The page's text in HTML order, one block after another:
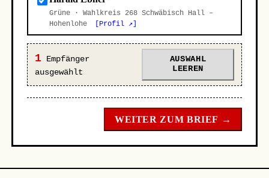
Grüne · Wahlkreis 268 Schwäbisch Hall –
Hohenlohe
[Profil ↗]
1 Empfänger
ausgewählt
AUSWAHL
LEEREN
WEITER ZUM BRIEF →